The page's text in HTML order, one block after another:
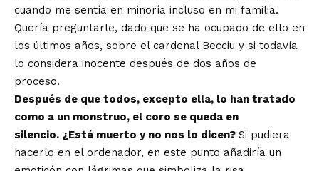
cuando me sentía en minoría incluso en mi familia.
Quería preguntarle, dado que se ha ocupado de ello en
los últimos años, sobre el cardenal Becciu y si todavía
lo considera inocente después de dos años de
proceso.
Después de que todos, excepto ella, lo han tratado
como a un monstruo, el coro se queda en
silencio. ¿Está muerto y no nos lo dicen? Si pudiera
hacerlo en el ordenador, en este punto añadiría un